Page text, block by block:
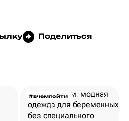
Поделиться
#вчемпойти